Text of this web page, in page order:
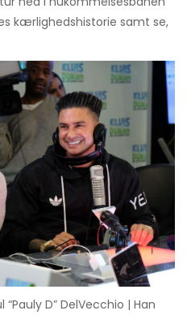
kærlighedshistorie samt se,
D” DelVecchio | Han